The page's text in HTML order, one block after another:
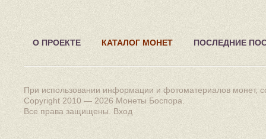
О ПРОЕКТЕ КАТАЛОГ МОНЕТ ПОСЛЕДНИЕ
При использовании информации и фотоматериалов монет,
Copyright 2010 — 2026 Монеты Боспора
Все права защищены. Вход